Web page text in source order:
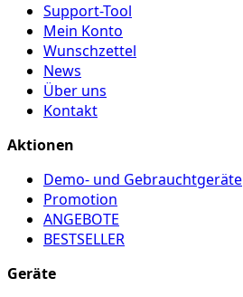
Support-Tool
Mein Konto
Wunschzettel
News
Über uns
Kontakt
Aktionen
Demo- und Gebrauchtgeräte
Promotion
ANGEBOTE
BESTSELLER
Geräte